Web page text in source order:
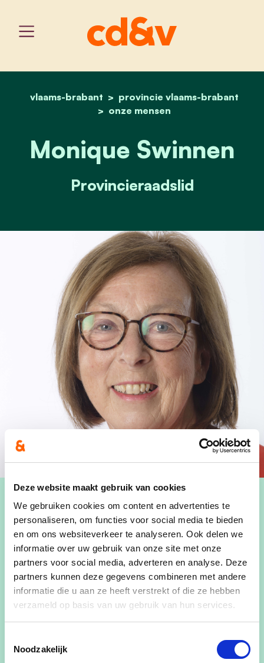
Deze website maakt gebruik van cookies
We gebruiken cookies om content en advertenties te
personaliseren, om functies voor social media te bieden
en om ons websiteverkeer te analyseren. Ook delen we
informatie over uw gebruik van onze site met onze
partners voor social media, adverteren en analyse. Deze
partners kunnen deze gegevens combineren met andere
informatie die u aan ze heeft verstrekt of die ze hebben
verzameld op basis van uw gebruik van hun services.
Noodzakelijk
home
vlaams-brabant
provincie vlaams-brabant
onze mensen
monique swinnen
Monique Swinnen
Provincieraadslid
Monique Swinnen
(Rillaar, 4 februari 1954)
studeerde rechten aan de Katholieke Universiteit
Leuven. Van 1985 tot op heden is zij politiek actief
in de provincieraad van Vlaams-Brabant. Vanaf
2006 tot 2020 was zij tevens gedeputeerde voor
de provincie voor zeer uiteenlopende
bevoegdheden: landbouw & platteland, toerisme,
welzijn, straffe streek, financiën, Europa en